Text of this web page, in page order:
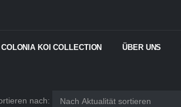
COLONIA KOI COLLECTION ÜBER UNS
nach: